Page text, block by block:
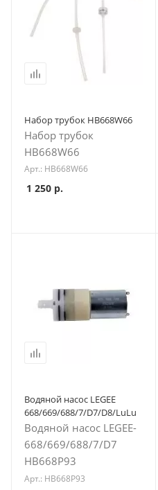
Набор трубок HB668W66
Набор трубок
HB668W66
Арт.: HB668W66
1 250 р.
Водяной насос LEGEE
668/669/688/7/D7/D8/LuLu
Водяной насос LEGEE-
668/669/688/7/D7
HB668P93
Арт.: HB668P93